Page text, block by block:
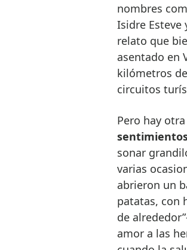
nombres
Isidre Esteve
relato que
asentado en
kilómetros
circuitos
Pero hay
sonar
varias
abrieron un
patatas, con
de
amor a las